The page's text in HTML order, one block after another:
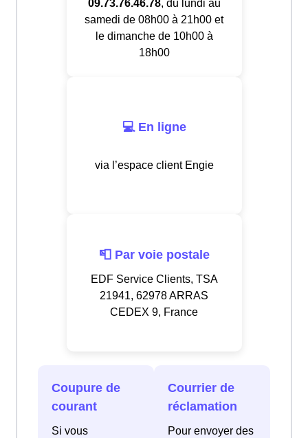
09.73.76.46.78, du lundi au
samedi de 08h00 à 21h00 et
le dimanche de 10h00 à
18h00
💻 En ligne
via l’espace client Engie
📮 Par voie postale
EDF Service Clients, TSA
21941, 62978 ARRAS
CEDEX 9, France
Coupure de
courant
Si vous
Courrier de
réclamation
Pour envoyer des